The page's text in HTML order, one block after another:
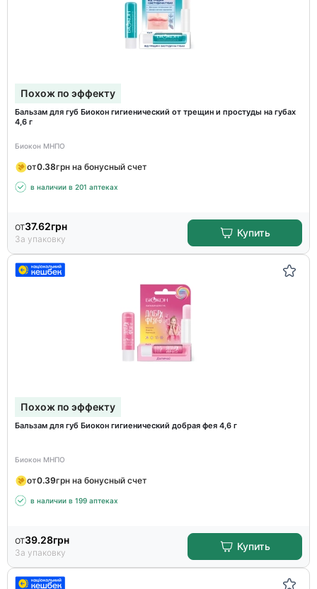
Похож по эффекту
Бальзам для губ Биокон гигиенический от трещин и простуды на губах
4,6 г
Биокон МНПО
от0.38грн на бонусный счет
в наличии в 201 аптеках
от37.62грн
За упаковку
Купить
Похож по эффекту
Бальзам для губ Биокон гигиенический добрая фея 4,6 г
Биокон МНПО
от0.39грн на бонусный счет
в наличии в 199 аптеках
от39.28грн
За упаковку
Купить